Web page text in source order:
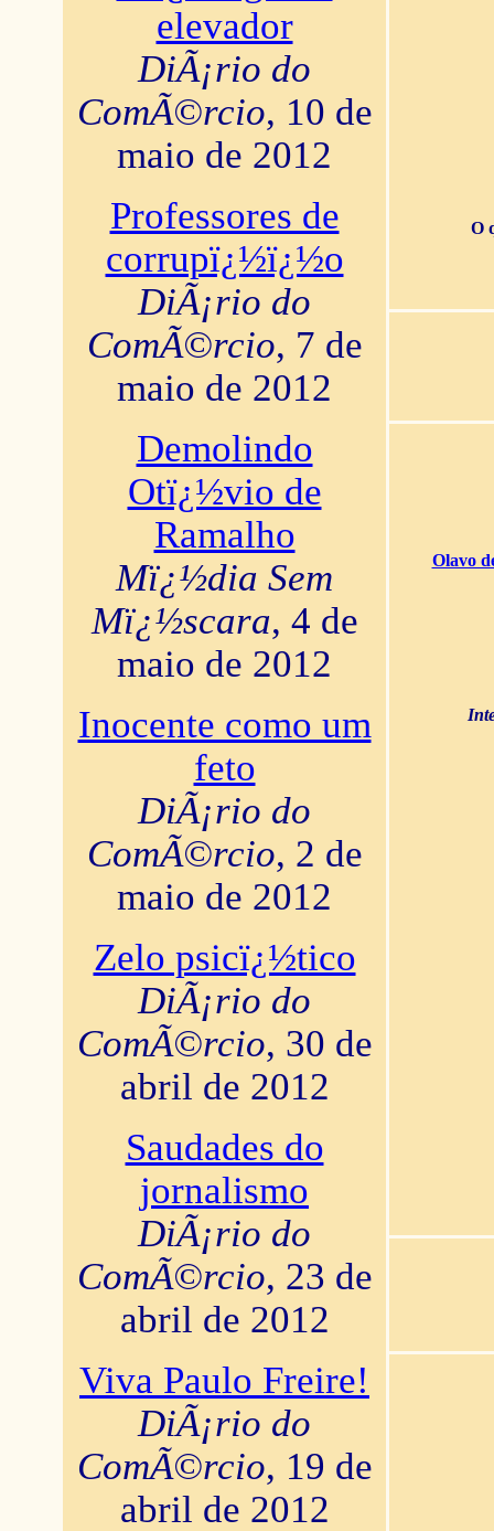
elevador
DiÃ¡rio do
ComÃ©rcio, 10 de
maio de 2012
Professores de
corrupï¿½ï¿½o
DiÃ¡rio do
ComÃ©rcio, 7 de
maio de 2012
Demolindo
Otï¿½vio de
Ramalho
Mï¿½dia Sem
Mï¿½scara, 4 de
maio de 2012
Inocente como um
feto
DiÃ¡rio do
ComÃ©rcio, 2 de
maio de 2012
Zelo psicï¿½tico
DiÃ¡rio do
ComÃ©rcio, 30 de
abril de 2012
Saudades do
jornalismo
DiÃ¡rio do
ComÃ©rcio, 23 de
abril de 2012
Viva Paulo Freire!
DiÃ¡rio do
ComÃ©rcio, 19 de
abril de 2012
O
Olavo